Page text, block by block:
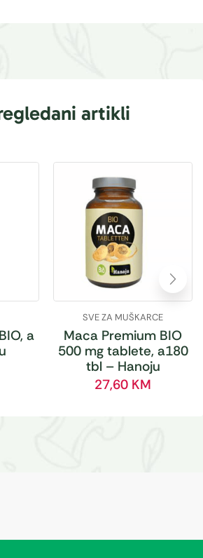
artikli
a
SVE ZA MUŠKARCE
Maca Premium BIO
500 mg tablete, a180
tbl – Hanoju
27,60 KM